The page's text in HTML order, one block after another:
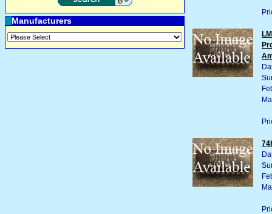
Manufacturers